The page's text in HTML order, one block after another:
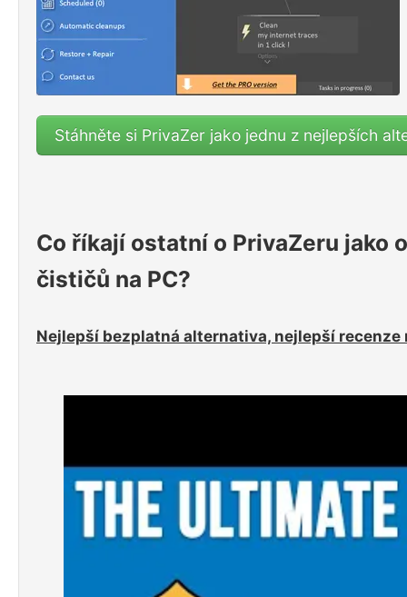
Stáhněte si PrivaZer jako jednu z nejlepších
Co říkají ostatní o PrivaZeru jako
čističů na PC?
Nejlepší bezplatná alternativa, nejlepší